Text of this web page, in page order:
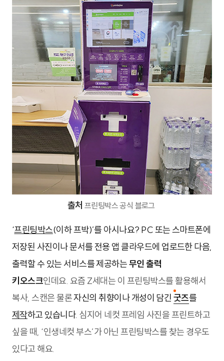
출처 프린팅박스 공식 블로그
‘프린팅박스(이하 프박)’를 아시나요? PC 또는 스마트폰에
저장된 사진이나 문서를 전용 앱 클라우드에 업로드한 다음,
출력할 수 있는 서비스를 제공하는무인 출력
키오스크인데요. 요즘 Z세대는 이 프린팅박스를 활용해서
복사, 스캔은 물론자신의 취향이나 개성이 담긴 굿즈를
제작하고 있습니다. 심지어 네컷 프레임 사진을 프린트하고
싶을 때, ‘인생네컷 부스’가 아닌 프린팅박스를 찾는 경우도
있다고 해요.